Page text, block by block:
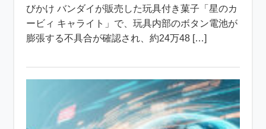
びかけ バンダイが販売した玩具付き菓子「星のカ
ービィ キャライト」で、玩具内部のボタン電池が
膨張する不具合が確認され、約24万48 […]